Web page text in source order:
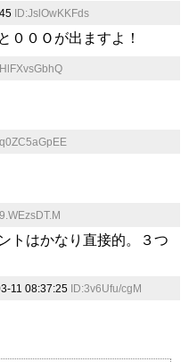
ID:JslOwKKFds
００Ｏが出ますよ！
トはかなり直接的。３つ
11 08:37:25 ID:3v6Ufu/cgM